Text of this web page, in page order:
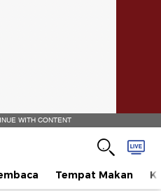
WITH CONTENT
Tempat Makan